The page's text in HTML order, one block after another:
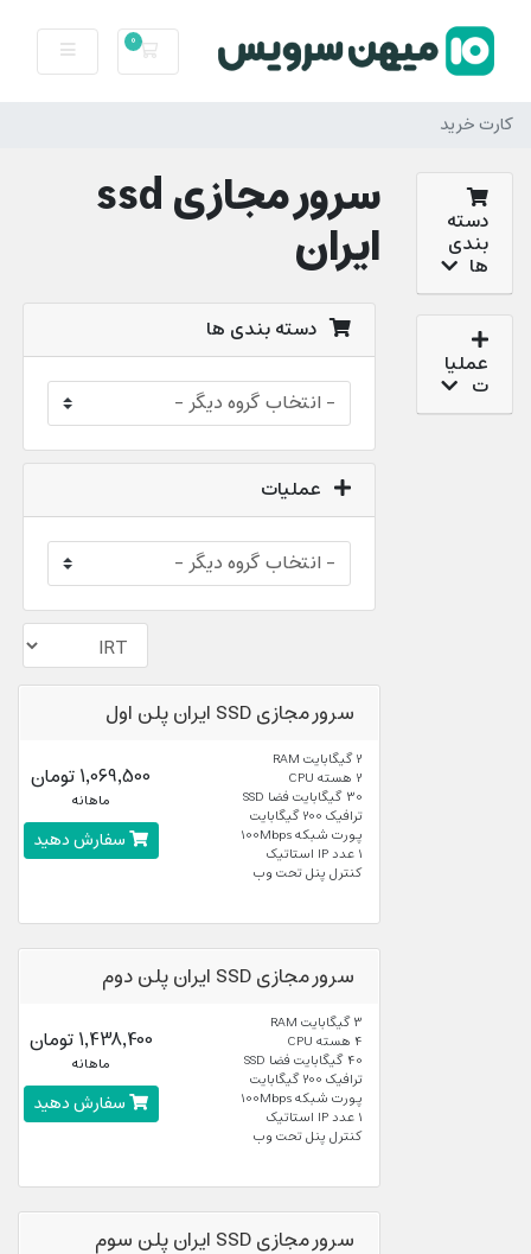
0
کارت خرید
کارت خرید
دسته
بندی
ها
عملیا
ت
سرور مجازی ssd
ایران
دسته بندی ها
عملیات
سرور مجازی SSD ایران پلن اول
2 گیگابایت RAM
2 هسته CPU
30 گیگابایت فضا SSD
ترافیک 200 گیگابایت
پورت شبکه 100Mbps
1 عدد IP استاتیک
کنترل پنل تحت وب
1,069,500 تومان
ماهانه
سفارش دهید
سرور مجازی SSD ایران پلن دوم
3 گیگابایت RAM
4 هسته CPU
40 گیگابایت فضا SSD
ترافیک 200 گیگابایت
پورت شبکه 100Mbps
1 عدد IP استاتیک
کنترل پنل تحت وب
1,438,400 تومان
ماهانه
سفارش دهید
سرور مجازی SSD ایران پلن سوم